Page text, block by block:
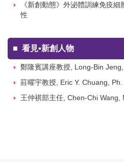
《新創動態》外泌體訓練免疫
性
■ 看見▪新創人物
鄭隆賓講座教授, Long-Bin
莊曜宇教授, Eric Y. Chuang, Ph.
王仲祺部主任, Chen-Chi Wang,